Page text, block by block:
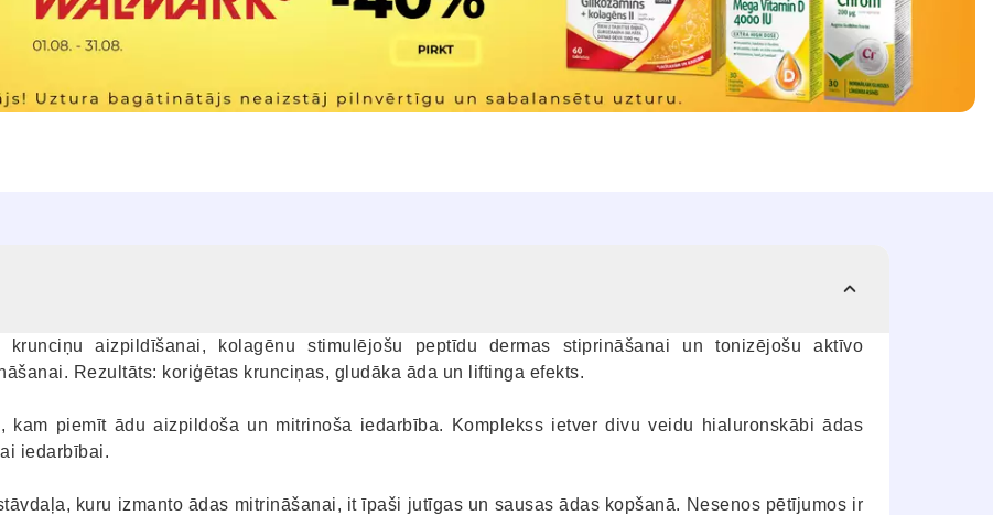
krunciņu aizpildīšanai, kolagēnu stimulējošu peptīdu dermas stiprināšanai un tonizējošu aktīvo
Rezultāts: koriģētas krunciņas, gludāka āda un liftinga efekts.
kam piemīt ādu aizpildoša un mitrinoša iedarbība. Komplekss ietver divu veidu hialuronskābi ādas
iedarbībai.
kuru izmanto ādas mitrināšanai, it īpaši jutīgas un sausas ādas kopšanā. Nesenos pētījumos ir